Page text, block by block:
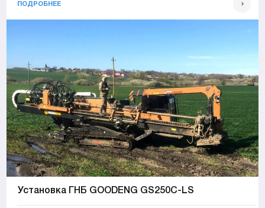
ПОДРОБНЕЕ
Установка ГНБ GOODENG GS250C-LS